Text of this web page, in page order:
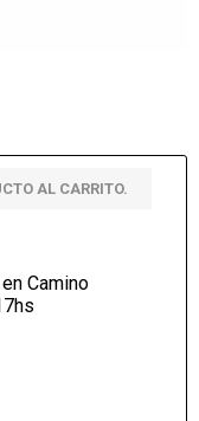
AL CARRITO.
Camino